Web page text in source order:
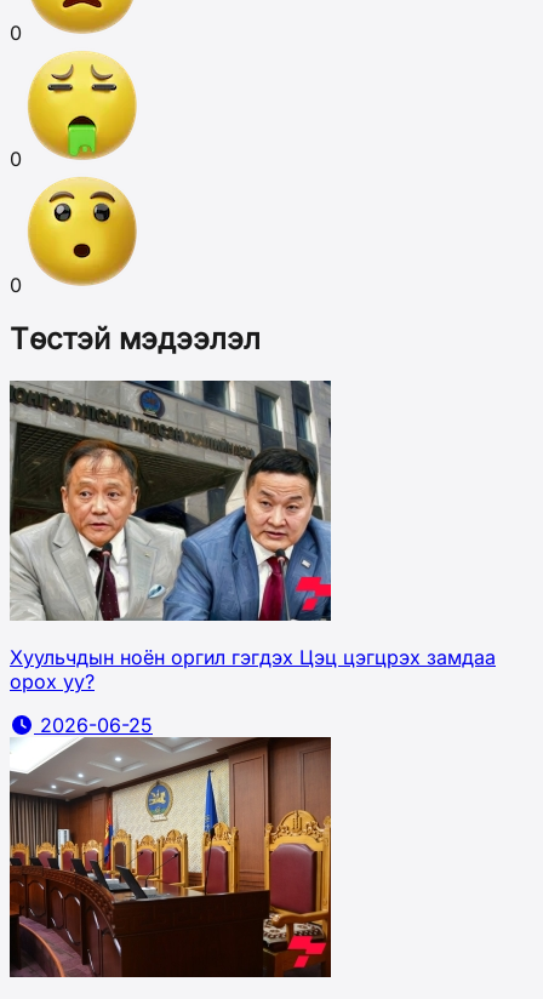
0
0
0
Төстэй мэдээлэл
Хуульчдын ноён оргил гэгдэх Цэц цэгцрэх замдаа
орох уу?
2026-06-25